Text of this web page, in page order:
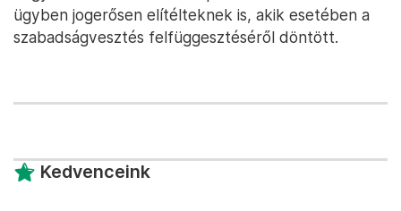
ügyben jogerősen elítélteknek is, akik esetében a
szabadságvesztés felfüggesztéséről döntött.
Kedvenceink